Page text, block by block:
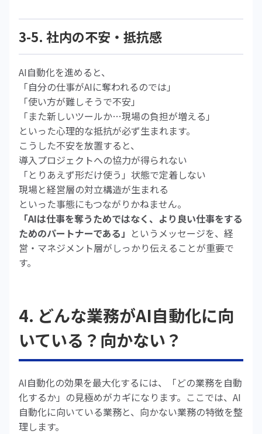
3-5. 社内の不安・抵抗感
AI自動化を進めると、
「自分の仕事がAIに奪われるのでは」
「使い方が難しそうで不安」
「また新しいツールか…現場の負担が増える」
といった心理的な抵抗が必ず生まれます。
こうした不安を放置すると、
導入プロジェクトへの協力が得られない
「とりあえず形だけ使う」状態で定着しない
現場と経営層の対立構造が生まれる
といった事態にもつながりかねません。
「AIは仕事を奪うためではなく、より良い仕事をする
ためのパートナーである」 というメッセージを、経
営・マネジメント層がしっかり伝えることが重要で
す。
4. どんな業務がAI自動化に向
いている？向かない？
AI自動化の効果を最大化するには、「どの業務を自動
化するか」の見極めがカギになります。ここでは、AI
自動化に向いている業務と、向かない業務の特徴を整
理します。